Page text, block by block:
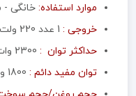
موارد استفاده: خانگی
خروجی : 1 عدد 220 ولت AC و 1 عدد خروجی 12 ولت DC
حداکثر توان : 2300 وات
توان مفید دائم : 1800 وات